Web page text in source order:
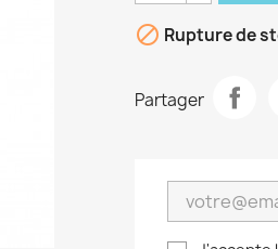
 Rupture de
Partager